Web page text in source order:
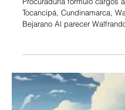
exalcalde de
Cundinamarca,
Forero Bejarano
Procuraduría formuló cargos
Tocancipá, Cundinamarca,
Bejarano Al parecer